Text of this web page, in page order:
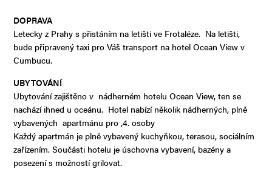
DOPRAVA
Letecky z Prahy s přistáním na letišti ve Frotaléze. Na letišti,
bude připravený taxi pro Váš transport na hotel Ocean View v
Cumbucu.
UBYTOVÁNÍ
Ubytování zajištěno v nádherném hotelu Ocean View, ten se
nachází ihned u oceánu. Hotel nabízí několik nádherných, plně
vybavených apartmánu pro ,4. osoby
Každý apartmán je plně vybavený kuchyňkou, terasou, sociálním
zařízením. Součásti hotelu je úschovna vybavení, bazény a
posezení s možností grilovat.